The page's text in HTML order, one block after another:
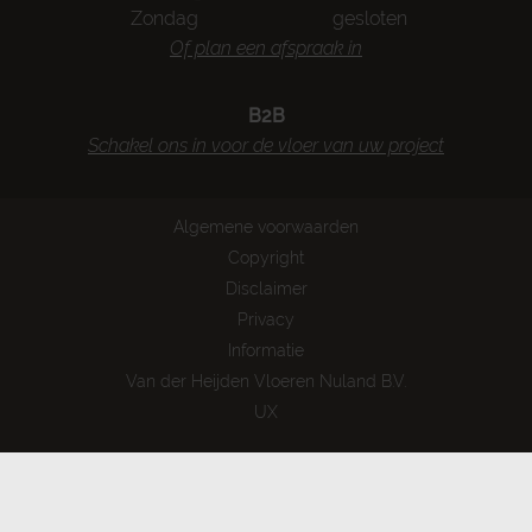
Zondag
gesloten
Of plan een afspraak in
B2B
Schakel ons in voor de vloer van uw project
Algemene voorwaarden
Copyright
Disclaimer
Privacy
Informatie
Van der Heijden Vloeren Nuland B.V.
UX